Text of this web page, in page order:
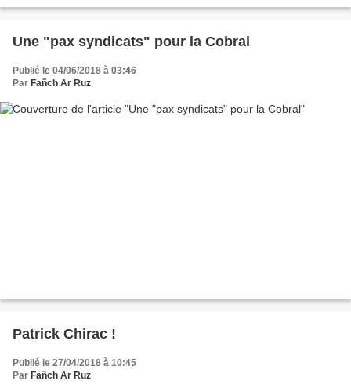
Une "pax syndicats" pour la Cobral
Publié le 04/06/2018 à 03:46
Par Fañch Ar Ruz
Patrick Chirac !
Publié le 27/04/2018 à 10:45
Par Fañch Ar Ruz